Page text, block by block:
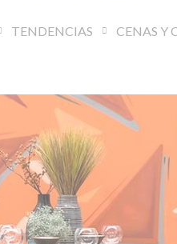
TENDENCIAS CENAS Y